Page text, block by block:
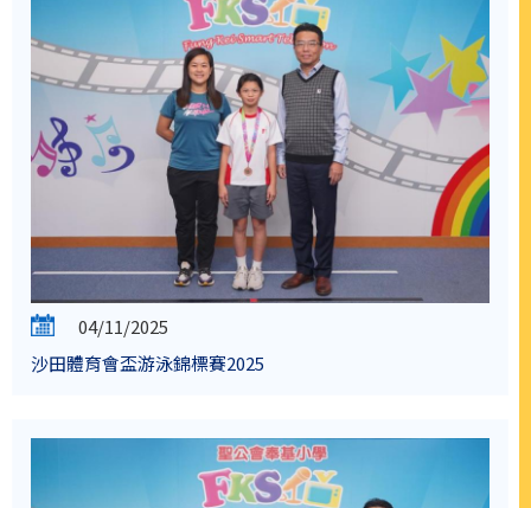
04/11/2025
沙田體育會盃游泳錦標賽2025